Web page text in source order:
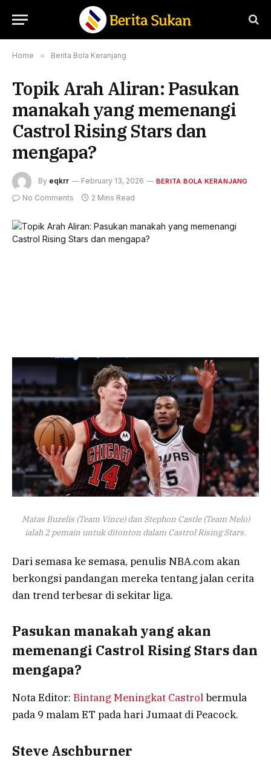
Home » Berita Bola Keranjang
Topik Arah Aliran: Pasukan
manakah yang memenangi
Castrol Rising Stars dan
mengapa?
By eqkrr February 13, 2026 BERITA BOLA KERANJANG
No Comments 2 Mins Read
Matas Buzelis (Team Vince) dan Stephon Castle (Team Melo)
ialah 2 pemain untuk ditonton dalam Castrol Rising Stars.
Dari semasa ke semasa, penulis NBA.com akan
berkongsi pandangan mereka tentang jalan cerita
dan trend terbesar di sekitar liga.
Pasukan manakah yang akan
memenangi Castrol Rising Stars dan
mengapa?
Nota Editor: Bintang Meningkat Castrolbermula
pada 9 malam ET pada hari Jumaat di Peacock.
Steve Aschburner